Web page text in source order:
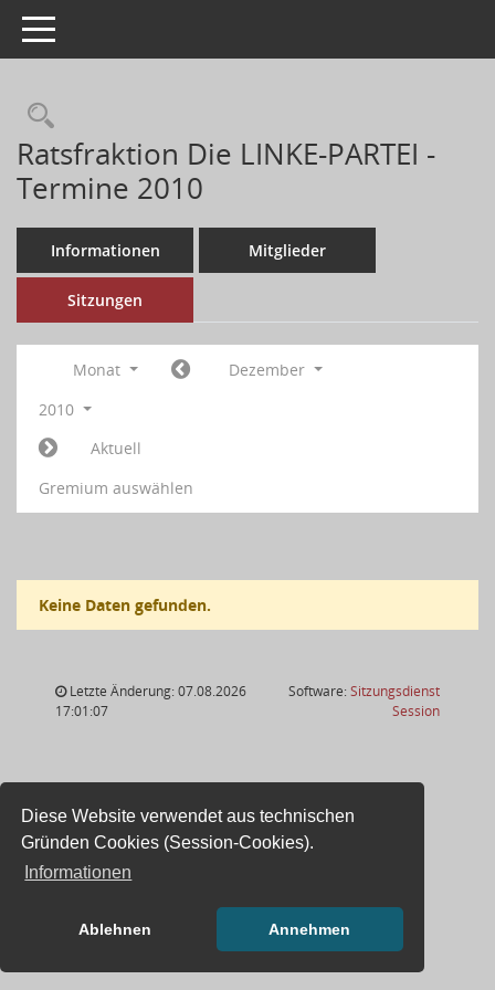
Diese Website verwendet aus technischen
Gründen Cookies (Session-Cookies).
Informationen
Ablehnen Annehmen
Toggle navigation
Ratsfraktion Die LINKE-PARTEI -
Termine 2010
Informationen Mitglieder
Sitzungen
Monat
Dezember
2010
Aktuell
Gremium auswählen
Keine Daten gefunden.
Letzte Änderung: 07.08.2026
17:01:07
Software:Sitzungsdienst
Session(Wird in